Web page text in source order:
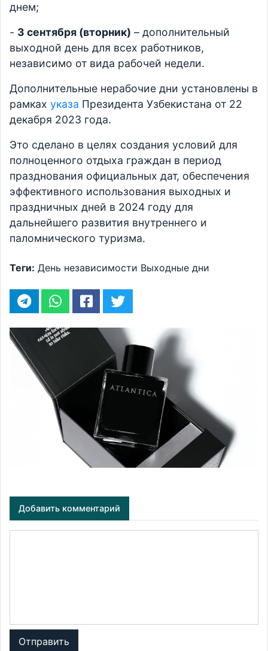
днем;
- 3 сентября (вторник) – дополнительный
выходной день для всех работников,
независимо от вида рабочей недели.
Дополнительные нерабочие дни установлены в
рамках указа Президента Узбекистана от 22
декабря 2023 года.
Это сделано в целях создания условий для
полноценного отдыха граждан в период
празднования официальных дат, обеспечения
эффективного использования выходных и
праздничных дней в 2024 году для
дальнейшего развития внутреннего и
паломнического туризма.
Теги: День независимости Выходные дни
Добавить комментарий
Отправить